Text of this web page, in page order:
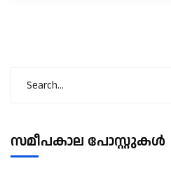
സമീപകാല പോസ്റ്റുകൾ